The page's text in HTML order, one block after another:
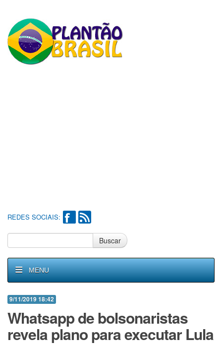
REDES SOCIAIS:
Buscar
MENU
9/11/2019 18:42
Whatsapp de bolsonaristas
revela plano para executar Lula